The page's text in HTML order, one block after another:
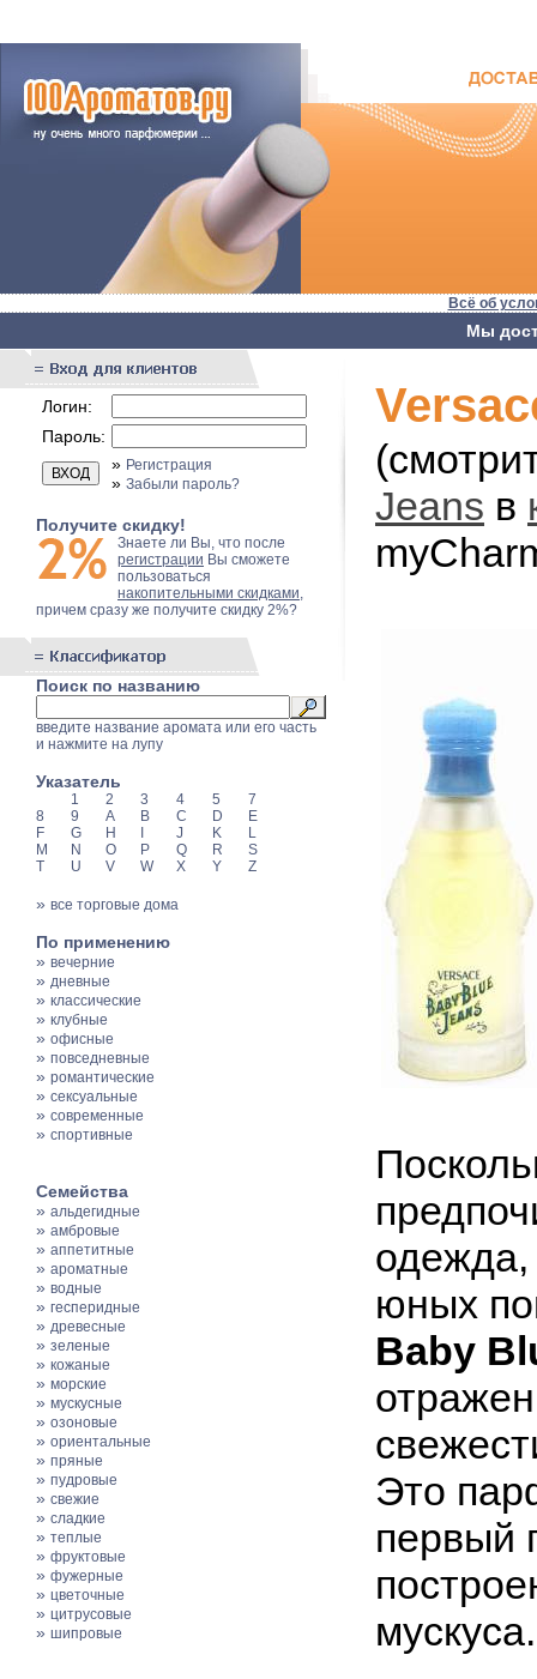
Всё об
Мы
Логин:
Пароль:
» Регистрация
» Забыли пароль?
Получите скидку!
Знаете ли Вы, что после
регистрации Вы сможете
пользоваться
накопительными скидками,
причем сразу же получите скидку 2%?
Поиск по названию
введите название аромата или его часть
и нажмите на лупу
Указатель
1 2 3 4 5
7
8
9 A B C D
E
F
G H J K
L
M
N O P Q R
S
T
U V W X Y Z
» все торговые дома
По применению
» вечерние
» дневные
» классические
» клубные
» офисные
» повседневные
» романтические
» сексуальные
» современные
» спортивные
Семейства
» альдегидные
» амбровые
» аппетитные
» ароматные
» водные
» гесперидные
» древесные
» зеленые
» кожаные
» морские
» мускусные
» озоновые
» ориентальные
» пряные
» пудровые
» свежие
» сладкие
» теплые
» фруктовые
» фужерные
» цветочные
» цитрусовые
» шипровые
Jeans в
одежда,
юных
Baby
Это
первый
мускуса.